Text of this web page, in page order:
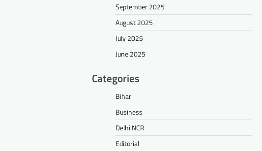
September 2025
August 2025
July 2025
June 2025
Categories
Bihar
Business
Delhi NCR
Editorial